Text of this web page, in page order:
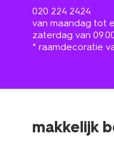
020 224 2424
van maandag tot
zaterdag van
* raamdecoratie
makkelijk